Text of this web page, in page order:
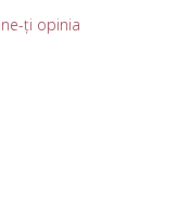
ţi opinia